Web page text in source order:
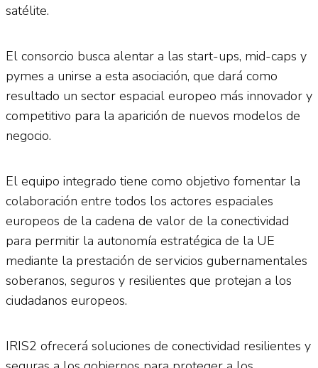
satélite.
El consorcio busca alentar a las start-ups, mid-caps y
pymes a unirse a esta asociación, que dará como
resultado un sector espacial europeo más innovador y
competitivo para la aparición de nuevos modelos de
negocio.
El equipo integrado tiene como objetivo fomentar la
colaboración entre todos los actores espaciales
europeos de la cadena de valor de la conectividad
para permitir la autonomía estratégica de la UE
mediante la prestación de servicios gubernamentales
soberanos, seguros y resilientes que protejan a los
ciudadanos europeos.
IRIS2 ofrecerá soluciones de conectividad resilientes y